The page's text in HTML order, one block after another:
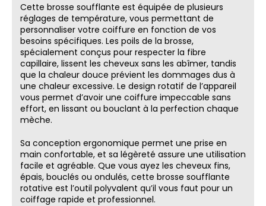
Cette brosse soufflante est équipée de plusieurs
réglages de température, vous permettant de
personnaliser votre coiffure en fonction de vos
besoins spécifiques. Les poils de la brosse,
spécialement conçus pour respecter la fibre
capillaire, lissent les cheveux sans les abîmer, tandis
que la chaleur douce prévient les dommages dus à
une chaleur excessive. Le design rotatif de l’appareil
vous permet d’avoir une coiffure impeccable sans
effort, en lissant ou bouclant à la perfection chaque
mèche.
Sa conception ergonomique permet une prise en
main confortable, et sa légèreté assure une utilisation
facile et agréable. Que vous ayez les cheveux fins,
épais, bouclés ou ondulés, cette brosse soufflante
rotative est l’outil polyvalent qu’il vous faut pour un
coiffage rapide et professionnel.